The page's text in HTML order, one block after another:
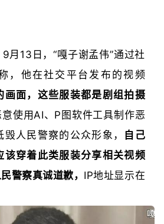
月13日，“嘎子谢孟伟”通过社
，他在社交平台发布的视频
画面，这些服装都是剧组拍摄
意使用AI、P图软件工具制作恶
人民警察的公众形象，
自己
该穿着此类服装分享相关视频
警察真诚道歉， IP地址显示在